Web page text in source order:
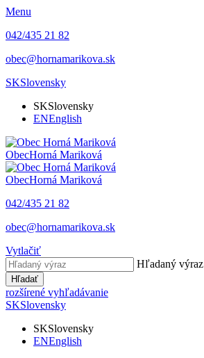
Menu
042/435 21 82
obec@hornamarikova.sk
SKSlovensky
SKSlovensky
ENEnglish
ObecHorná Mariková
ObecHorná Mariková
042/435 21 82
obec@hornamarikova.sk
Vytlačiť
Hľadaný výraz
Hľadať
rozšírené vyhľadávanie
SKSlovensky
SKSlovensky
ENEnglish